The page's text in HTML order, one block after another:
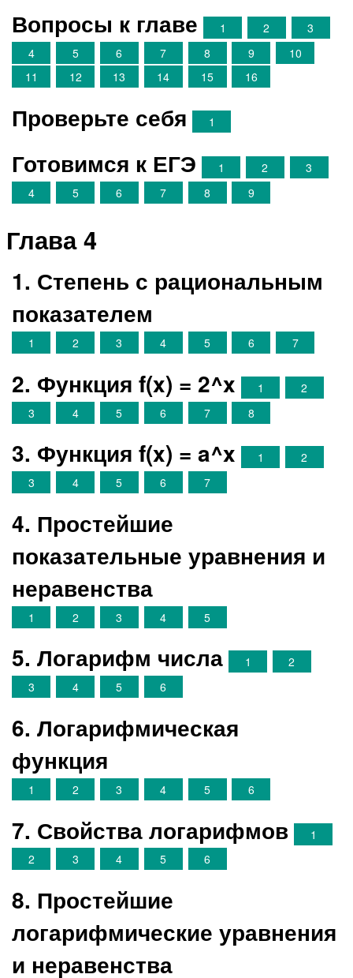
Вопросы к главе 1 2
3
4
5 6 7 8 9
10
11
12 13 14 15 16
Проверьте себя 1
Готовимся к ЕГЭ 1 2
3
4
5 6 7 8 9
Глава 4
1. Степень с рациональным
показателем
1 2 3 4 5 6 7
2. Функция f(x) = 2^x 1
2
3
4 5 6 7 8
3. Функция f(x) = a^x 1
2
3
4 5 6 7
4. Простейшие
показательные уравнения и
неравенства
1 2 3 4 5
5. Логарифм числа 1
2
3
4 5 6
6. Логарифмическая
функция
1 2 3 4 5 6
7. Свойства логарифмов
1
2
3 4 5 6
8. Простейшие
логарифмические уравнения
и неравенства